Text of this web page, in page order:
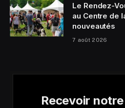
Le Rendez-
au Centre de
nouveautés
7 août 2026
Recevoir